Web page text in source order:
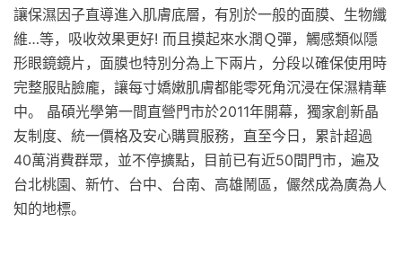
讓保濕因子直導進入肌膚底層，有別於一般的面膜、生物纖
維…等，吸收效果更好! 而且摸起來水潤Ｑ彈，觸感類似隱
形眼鏡鏡片，面膜也特別分為上下兩片，分段以確保使用時
完整服貼臉龐，讓每寸嬌嫩肌膚都能零死角沉浸在保濕精華
中。 晶碩光學第一間直營門市於2011年開幕，獨家創新晶
友制度、統一價格及安心購買服務，直至今日，累計超過
40萬消費群眾，並不停擴點，目前已有近50間門市，遍及
台北桃園、新竹、台中、台南、高雄鬧區，儼然成為廣為人
知的地標。